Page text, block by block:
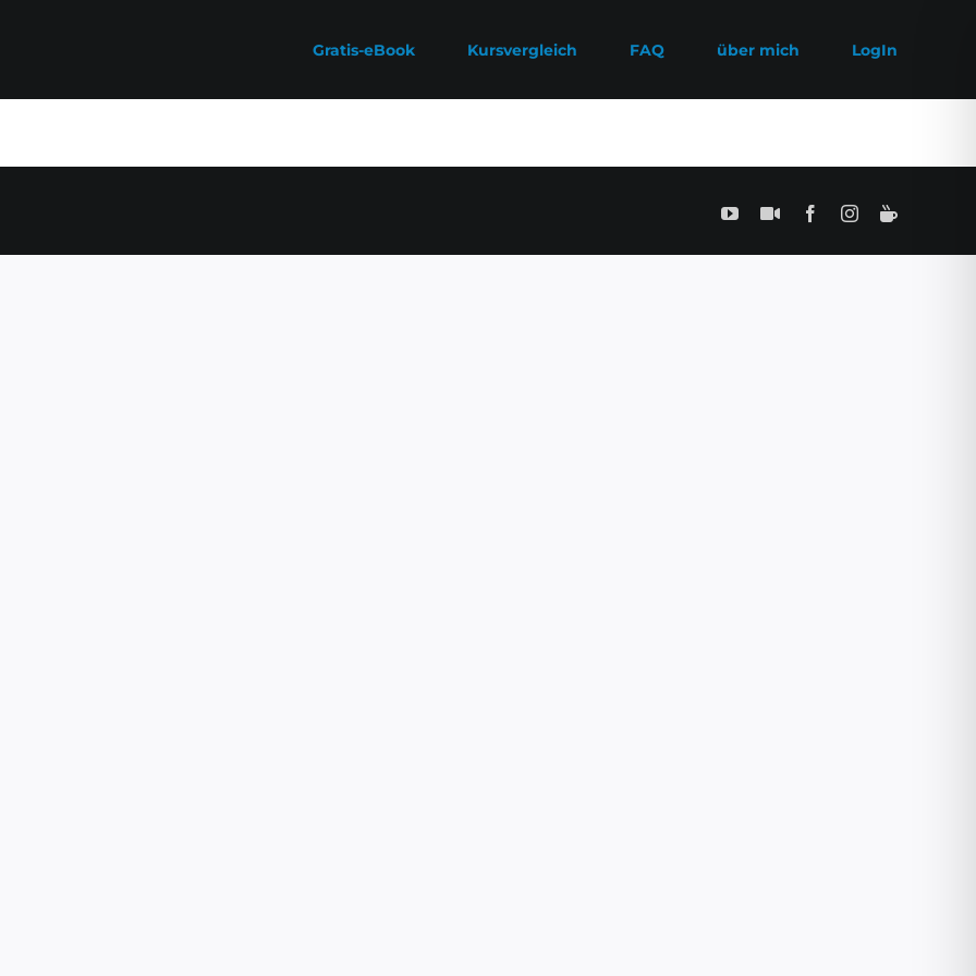
Gratis-eBook Kursvergleich FAQ über mich LogIn
YouTubeSamPlayFacebookInstagram